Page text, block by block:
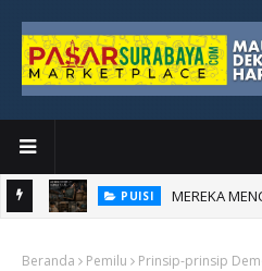
PUISI MEREKA
Beranda Pemilu Prinsip-prinsip